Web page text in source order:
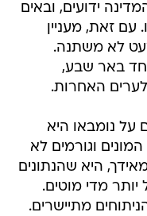
ידועים, ובאים
עם זאת, מעניין
לא משתנה.
באר שבע,
האחרות.
על נומבאו היא
וגורמים לא
היא שהנתונים
יותר מדי מוטים.
מתיישרים.